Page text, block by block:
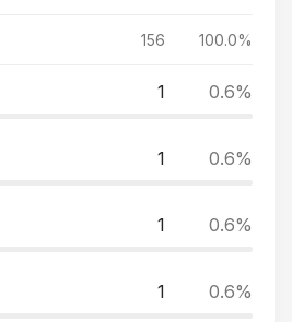
156 100.0%
1 0.6%
1 0.6%
1 0.6%
1 0.6%